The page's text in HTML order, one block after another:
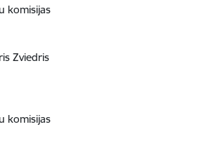
komisijas
komisijas